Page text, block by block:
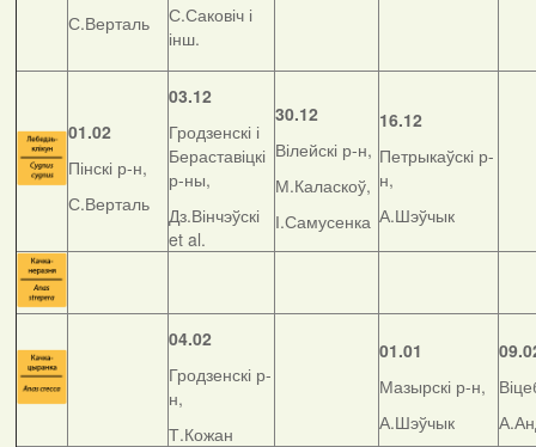
С.Верталь
С.Саковіч і
інш.
01.02
Пінскі р-н,
С.Верталь
03.12
Гродзенскі і
Бераставіцкі
р-ны,
Дз.Вінчэўскі
et al.
30.12
Вілейскі р-н,
М.Каласкоў,
І.Самусенка
16.12
Петрыкаўскі р-
н,
А.Шэўчык
04.02
Гродзенскі р-
н,
Т.Кожан
01.01
Мазырскі р-н,
А.Шэўчык